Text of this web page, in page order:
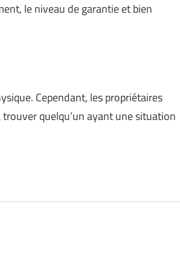
le niveau de garantie et bien
Cependant, les propriétaires
quelqu’un ayant une situation